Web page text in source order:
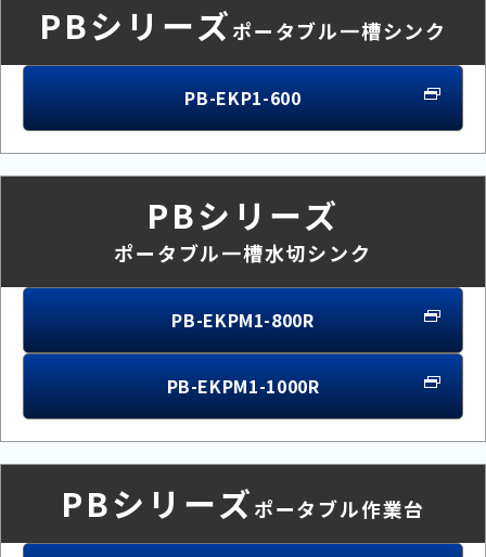
PBシリーズポータブル一槽シンク
PB-EKP1-600
PBシリーズ
ポータブル一槽水切シンク
PB-EKPM1-800R
PB-EKPM1-1000R
PBシリーズポータブル作業台